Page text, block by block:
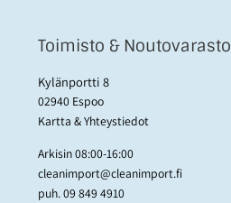
Toimisto & Noutovarasto
Kylänportti 8
02940 Espoo
Kartta & Yhteystiedot
Arkisin 08:00-16:00
cleanimport@cleanimport.fi
puh.09 849 4910